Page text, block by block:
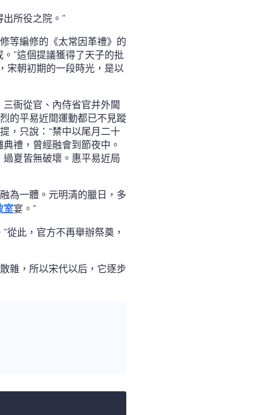
所役之院。”
等編修的《太常因革禮》的
”這個提議獲得了天子的批
宋朝初期的一段時光，是以
衙從官、內侍省官并外閫
的平易近間運動都已不見蹤
，只說：“禁中以尾月二十
禮，曾經融會到節夜中。
夏皆無破壞。惠平易近局
為一體。元明清的臘日，多
室宴。”
從此，官方不再舉辦祭奠，
雜，所以宋代以后，它逐步